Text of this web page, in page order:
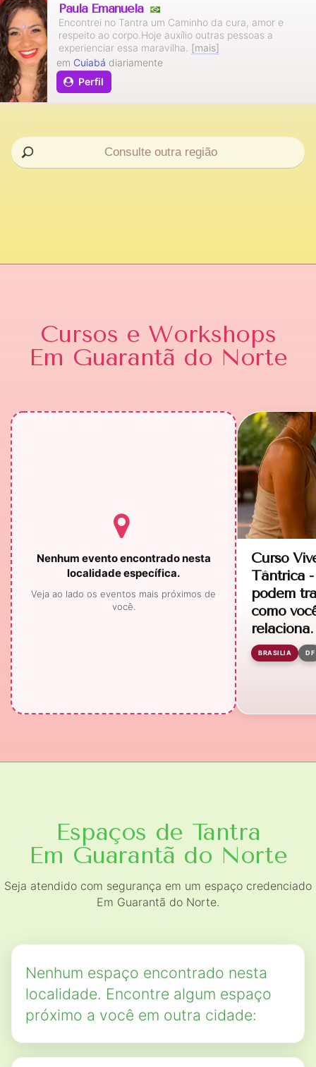
Paula Emanuela
Encontrei no Tantra um Caminho da cura, amor e
respeito ao corpo.Hoje auxílio outras pessoas a
experienciar essa maravilha. [mais]
Perfil
em Cuiabá diariamente
Cursos e Workshops
Em Guarantã do Norte
Nenhum evento encontrado nesta
localidade específica.
Veja ao lado os eventos mais próximos de
você.
Curso
Tântrica
podem
como
relaciona.
BRASILIA DF
Espaços de Tantra
Em Guarantã do Norte
Seja atendido com segurança em um espaço credenciado
Em Guarantã do Norte.
Nenhum espaço encontrado nesta
localidade. Encontre algum espaço
próximo a você em outra cidade: